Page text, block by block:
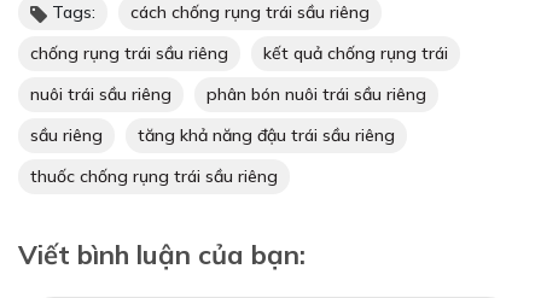
Tags:
cách chống rụng trái sầu riêng
chống rụng trái sầu riêng
kết quả chống rụng trái
nuôi trái sầu riêng
phân bón nuôi trái sầu riêng
sầu riêng
tăng khả năng đậu trái sầu riêng
thuốc chống rụng trái sầu riêng
Viết bình luận của bạn: